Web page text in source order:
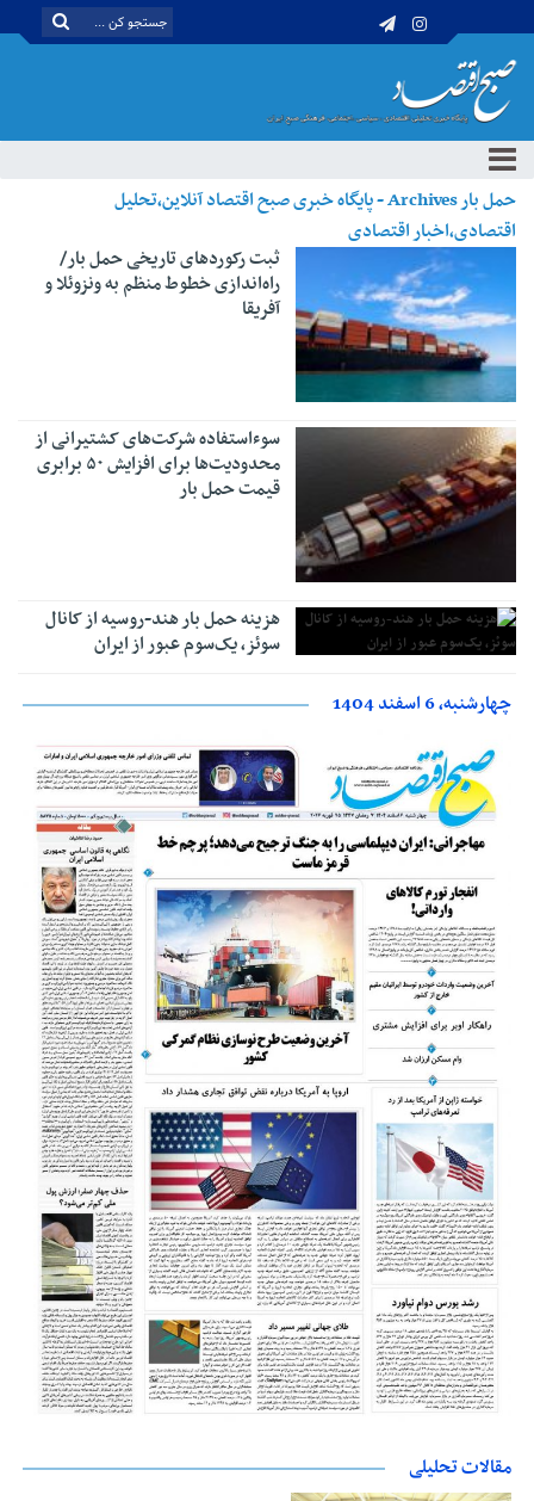
حمل بار Archives - پایگاه خبری صبح اقتصاد آنلاین،تحلیل
اقتصادی،اخبار اقتصادی
ثبت رکوردهای تاریخی حمل بار/
راه‌اندازی خطوط منظم به ونزوئلا و
آفریقا
سوءاستفاده شرکت‌های کشتیرانی از
محدودیت‌ها برای افزایش ۵۰ برابری
قیمت‌ حمل بار
هزینه حمل بار هند-روسیه از کانال
سوئز، یک‌سوم عبور از ایران
چهارشنبه، 6 اسفند 1404
مقالات تحلیلی